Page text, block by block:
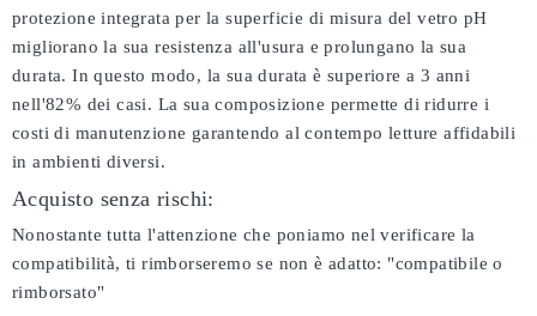
protezione integrata per la superficie di misura del vetro pH
migliorano la sua resistenza all'usura e prolungano la sua
durata. In questo modo, la sua durata è superiore a 3 anni
nell'82% dei casi. La sua composizione permette di ridurre i
costi di manutenzione garantendo al contempo letture affidabili
in ambienti diversi.
Acquisto senza rischi:
Nonostante tutta l'attenzione che poniamo nel verificare la
compatibilità, ti rimborseremo se non è adatto: "compatibile o
rimborsato"